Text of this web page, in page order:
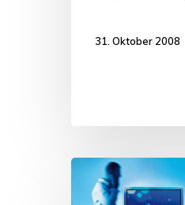
31. Oktober 2008